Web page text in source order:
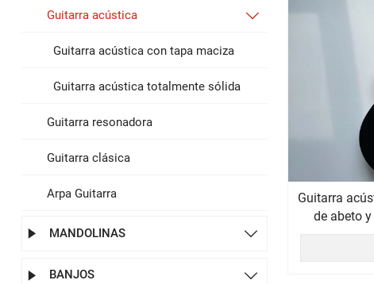
Guitarra acústica 
Guitarra acústica con tapa maciza
Guitarra acústica totalmente sólida
Guitarra resonadora
Guitarra clásica
Arpa Guitarra
 MANDOLINAS 
 BANJOS 
Guitarra
de abeto